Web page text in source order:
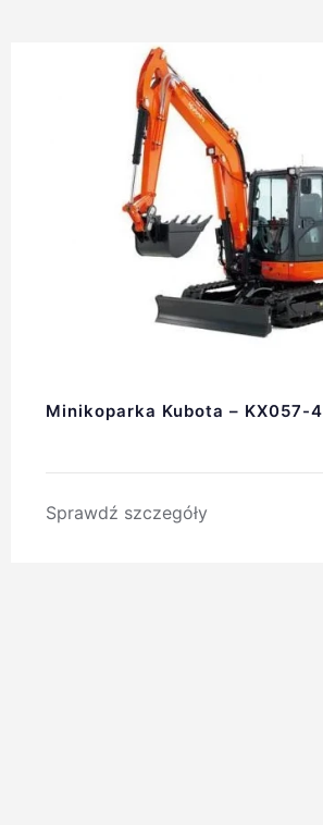
Minikoparka Kubota – KX057-4
Sprawdź szczegóły